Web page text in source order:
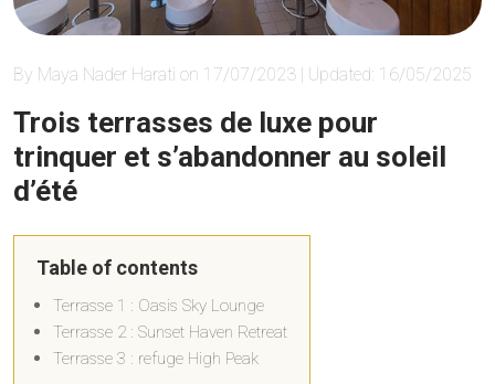
By Maya Nader Harati on 17/07/2023 | Updated: 16/05/2025
Trois terrasses de luxe pour
trinquer et s’abandonner au soleil
d’été
Table of contents
Terrasse 1 : Oasis Sky Lounge
Terrasse 2 : Sunset Haven Retreat
Terrasse 3 : refuge High Peak